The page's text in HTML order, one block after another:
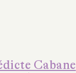
Cabane